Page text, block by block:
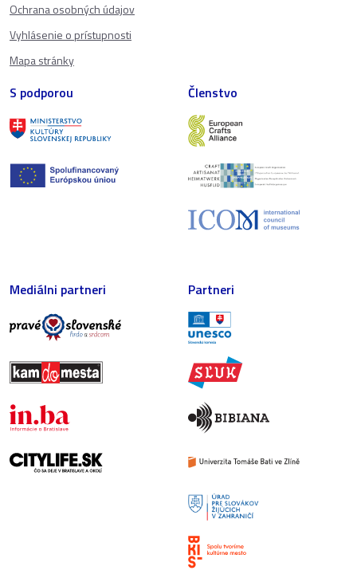
Ochrana osobných údajov
Vyhlásenie o prístupnosti
Mapa stránky
S podporou Členstvo
Mediálni partneri Partneri